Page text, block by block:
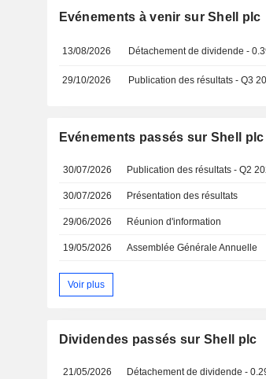
Evénements à venir sur Shell plc
13/08/2026 Détachement de dividende -
29/10/2026 Publication des résultats - Q3
Evénements passés sur Shell plc
30/07/2026 Publication des résultats - Q2
30/07/2026 Présentation des résultats
29/06/2026 Réunion d'information
19/05/2026 Assemblée Générale Annuelle
Voir plus
Dividendes passés sur Shell plc
21/05/2026 Détachement de dividende -